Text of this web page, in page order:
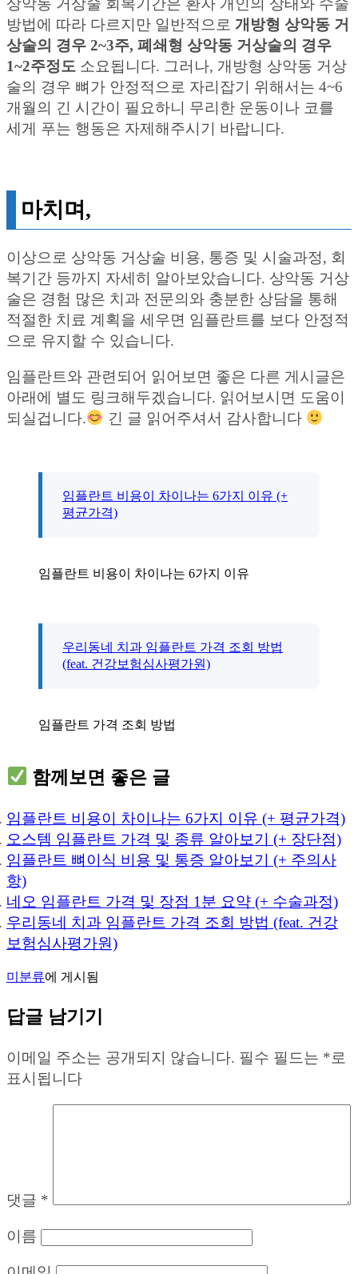
상악동 거상술 회복기간은 환자 개인의 상태와 수술
방법에 따라 다르지만 일반적으로 개방형 상악동 거
상술의 경우 2~3주, 폐쇄형 상악동 거상술의 경우
1~2주정도 소요됩니다. 그러나, 개방형 상악동 거상
술의 경우 뼈가 안정적으로 자리잡기 위해서는 4~6
개월의 긴 시간이 필요하니 무리한 운동이나 코를
세게 푸는 행동은 자제해주시기 바랍니다.
마치며,
이상으로 상악동 거상술 비용, 통증 및 시술과정, 회
복기간 등까지 자세히 알아보았습니다. 상악동 거상
술은 경험 많은 치과 전문의와 충분한 상담을 통해
적절한 치료 계획을 세우면 임플란트를 보다 안정적
으로 유지할 수 있습니다.
임플란트와 관련되어 읽어보면 좋은 다른 게시글은
아래에 별도 링크해두겠습니다. 읽어보시면 도움이
되실겁니다.
긴 글 읽어주셔서 감사합니다
임플란트 비용이 차이나는 6가지 이유 (+
평균가격)
임플란트 비용이 차이나는 6가지 이유
우리동네 치과 임플란트 가격 조회 방법
(feat. 건강보험심사평가원)
임플란트 가격 조회 방법
함께보면 좋은 글
임플란트 비용이 차이나는 6가지 이유 (+ 평균가격)
오스템 임플란트 가격 및 종류 알아보기 (+ 장단점)
임플란트 뼈이식 비용 및 통증 알아보기 (+ 주의사
항)
네오 임플란트 가격 및 장점 1분 요약 (+ 수술과정)
우리동네 치과 임플란트 가격 조회 방법 (feat. 건강
보험심사평가원)
미분류에 게시됨
답글 남기기
이메일 주소는 공개되지 않습니다. 필수 필드는 *로
표시됩니다
댓글 *
이름